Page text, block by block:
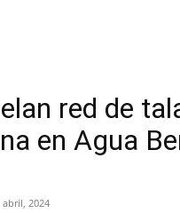
red de
en Agua
abril, 2024